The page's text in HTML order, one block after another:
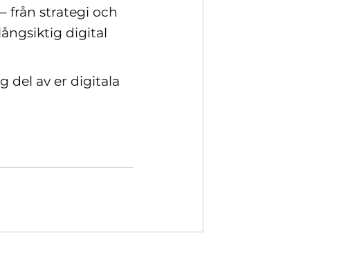
från strategi och
digital
del av er digitala